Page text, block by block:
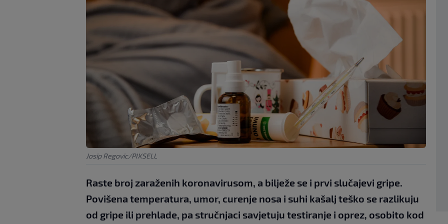
Josip Regovic/PIXSELL
Raste broj zaraženih koronavirusom, a bilježe se i prvi slučajevi gripe.
Povišena temperatura, umor, curenje nosa i suhi kašalj teško se razlikuju
od gripe ili prehlade, pa stručnjaci savjetuju testiranje i oprez, osobito kod